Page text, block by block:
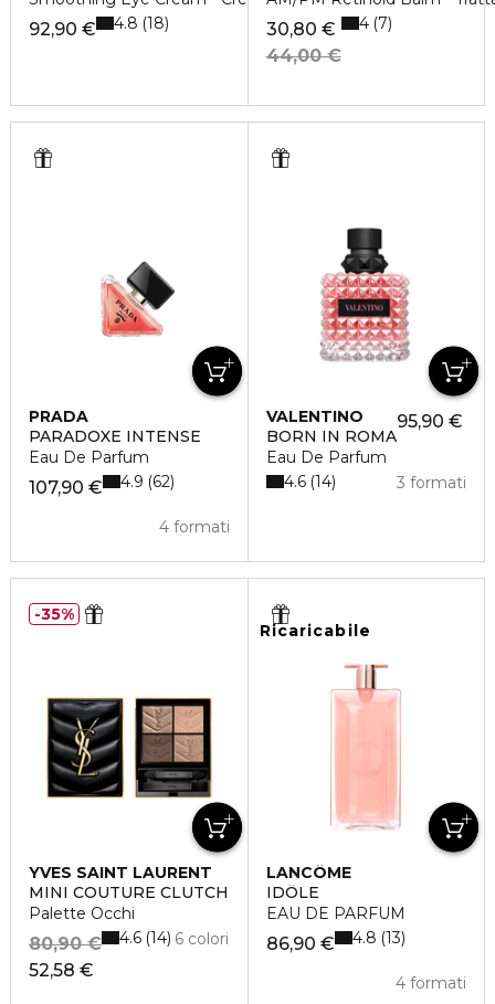
92,90 € 4.8 18
30,80 €
44,00 €
4 7
PRADA
PARADOXE INTENSE
Eau De Parfum
107,90 €
4 formati
4.9 62
VALENTINO
BORN IN ROMA
Eau De Parfum
95,90 €
3 formati
4.6 14
YVES SAINT LAURENT
MINI COUTURE CLUTCH
Palette Occhi
52,58 €
80,90 € 6 colori
4.6 14
35%
Ricaricabile
LANCÔME
IDÔLE
EAU DE PARFUM
86,90 €
4 formati
4.8 13